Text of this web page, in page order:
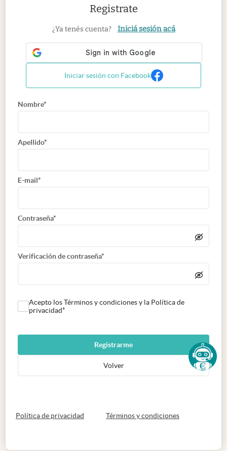
Registrate
¿Ya tenés cuenta? Iniciá sesión acá
Iniciar sesión con Facebook
Nombre*
Apellido*
E-mail*
Contraseña*
Verificación de contraseña*
Acepto los Términos y condiciones y la Política de
privacidad*
Registrarme
Volver
Política de privacidad abre en nueva pestaña
Términos y condicionesabre en nueva